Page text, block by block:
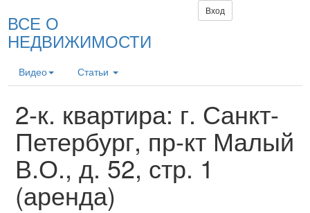
ВСЕ О
НЕДВИЖИМОСТИ
Вход
Видео Статьи
2-к. квартира: г. Санкт-
Петербург, пр-кт Малый
В.О., д. 52, стр. 1
(аренда)